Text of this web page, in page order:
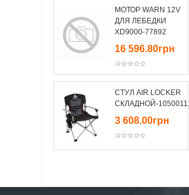
МОТОР WARN 12V
ДЛЯ ЛЕБЕДКИ
XD9000-77892
16 596.80грн
СТУЛ AIR LOCKER
СКЛАДНОЙ-10500111
3 608.00грн